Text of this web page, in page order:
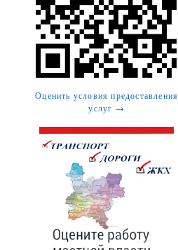
Оценить условия предоставления
услуг →